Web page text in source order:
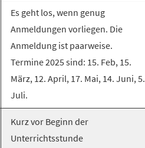
Es geht los, wenn genug
Anmeldungen vorliegen. Die
Anmeldung ist paarweise.
Termine 2025 sind: 15. Feb, 15.
März, 12. April, 17. Mai, 14. Juni, 5.
Juli.
Kurz vor Beginn der
Unterrichtsstunde